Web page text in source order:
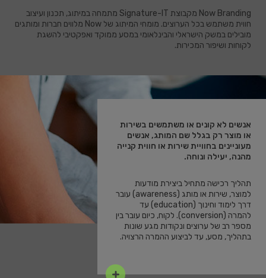
Now Branding מקבוצת Signature-IT מתמחה במיתוג, תכנון ועיצוב
חווית משתמש בכל הערוצים. מומחי המיתוג של Now מלווים חברות ומותגים
מובילים במשק הישראלי והבינלאומי במסע ממוקד ואפקטיבי להשגת
לקוחות ושיפור המכירות.
אנשים לא קונים או משתמשים בשירות
או מוצר רק בגלל שם המותג, אנשים
מעוניינים בחוויית שירות או חווית קנייה
מהנה, יעילה ונוחה.
תהליך רכישה מתחיל ביצירת מודעות
למוצר, שירות או מותג (awareness) עובר
דרך לימוד וחינוך (education) עד
להמרה (conversion). לקוח, כיום עובר בין
מספר רב של ערוצים ונקודות מגע שונות
בתהליך, מסע, עד לביצוע ההמרה הרצויה.